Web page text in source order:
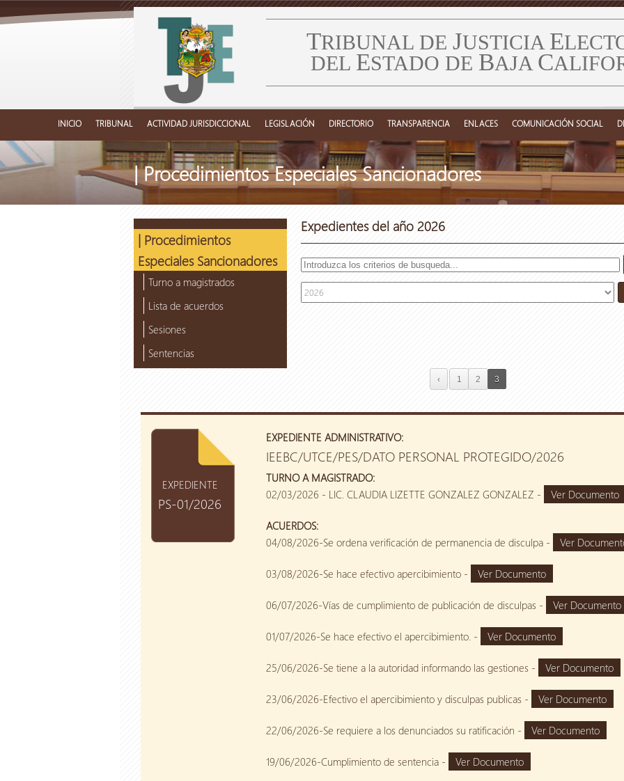
TRIBUNAL DE JUSTICIA E
DEL ESTADO DE BAJA C
INICIO TRIBUNAL ACTIVIDAD JURISDICCIONAL LEGISLACIÓN DIRECTORIO TRANSPARENCIA ENLACES COMUNICACIÓN SOCIAL
| Procedimientos Especiales Sancionadores
| Procedimientos
Especiales Sancionadores
Turno a magistrados
Lista de acuerdos
Sesiones
Sentencias
Expedientes del año 2026
‹ 1 2 3
EXPEDIENTE
PS-01/2026
EXPEDIENTE ADMINISTRATIVO:
IEEBC/UTCE/PES/DATO PERSONAL PROTEGIDO/2026
TURNO A MAGISTRADO:
02/03/2026 - LIC. CLAUDIA LIZETTE GONZALEZ GONZALEZ -
Ver Documento
ACUERDOS:
04/08/2026-Se ordena verificación de permanencia de disculpa -
Ver
03/08/2026-Se hace efectivo apercibimiento - Ver Documento
06/07/2026-Vías de cumplimiento de publicación de disculpas - Ver Documento
01/07/2026-Se hace efectivo el apercibimiento. - Ver Documento
25/06/2026-Se tiene a la autoridad informando las gestiones - Ver Documento
23/06/2026-Efectivo el apercibimiento y disculpas publicas - Ver Documento
22/06/2026-Se requiere a los denunciados su ratificación - Ver Documento
19/06/2026-Cumplimiento de sentencia - Ver Documento